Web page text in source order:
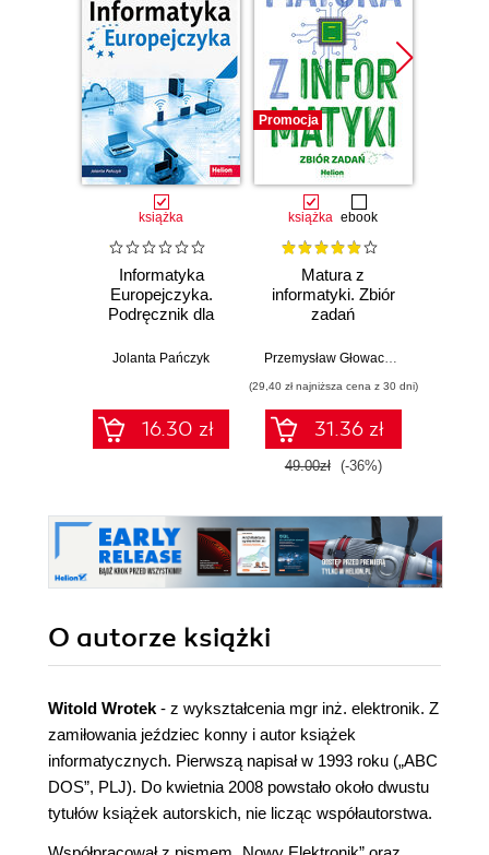
książka
Informatyka
Europejczyka.
Podręcznik dla
podstawowej.
Jolanta Pańczyk
16.30 zł
Promocja
książka ebook
Matura z
informatyki. Zbiór
zadań
Przemysław Głowacz
,
(29,40 zł najniższa cena z 30 dni)
31.36 zł
49.00zł (-36%)
O autorze książki
Witold Wrotek - z wykształcenia mgr inż. elektronik. Z
zamiłowania jeździec konny i autor książek
informatycznych. Pierwszą napisał w 1993 roku („ABC
DOS”, PLJ). Do kwietnia 2008 powstało około dwustu
tytułów książek autorskich, nie licząc współautorstwa.